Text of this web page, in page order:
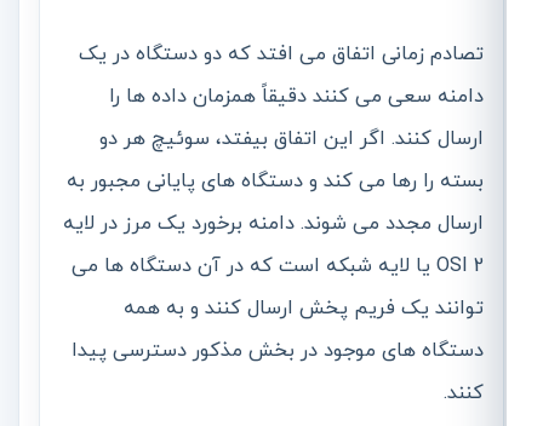
تصادم زمانی اتفاق می افتد که دو دستگاه در یک
دامنه سعی می کنند دقیقاً همزمان داده ها را
ارسال کنند. اگر این اتفاق بیفتد، سوئیچ هر دو
بسته را رها می کند و دستگاه های پایانی مجبور به
ارسال مجدد می شوند. دامنه برخورد یک مرز در لایه
2 OSI یا لایه شبکه است که در آن دستگاه ها می
توانند یک فریم پخش ارسال کنند و به همه
دستگاه های موجود در بخش مذکور دسترسی پیدا
کنند.